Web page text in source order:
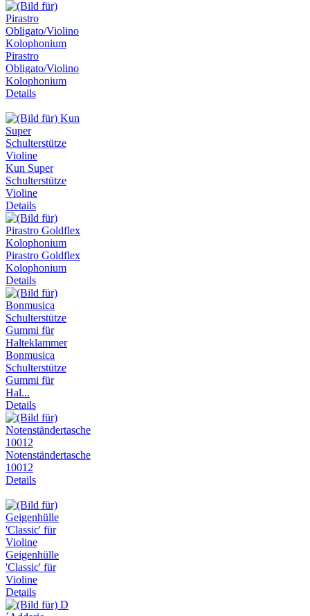
Pirastro
Obligato/Violino
Kolophonium
Details
Kun Super
Schulterstütze
Violine
Details
Pirastro Goldflex
Kolophonium
Details
Bonmusica
Schulterstütze
Gummi für
Hal...
Details
Notenständertasche
10012
Details
Geigenhülle
'Classic' für
Violine
Details